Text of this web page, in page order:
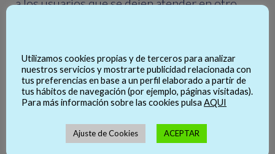
a los usuarios que se dejen atender en otro
PAGINAS DE INTERES
Utilizamos cookies propias y de terceros para analizar
nuestros servicios y mostrarte publicidad relacionada con
tus preferencias en base a un perfil elaborado a partir de
tus hábitos de navegación (por ejemplo, páginas visitadas).
Para más información sobre las cookies pulsa AQUI
Ajuste de Cookies ACEPTAR